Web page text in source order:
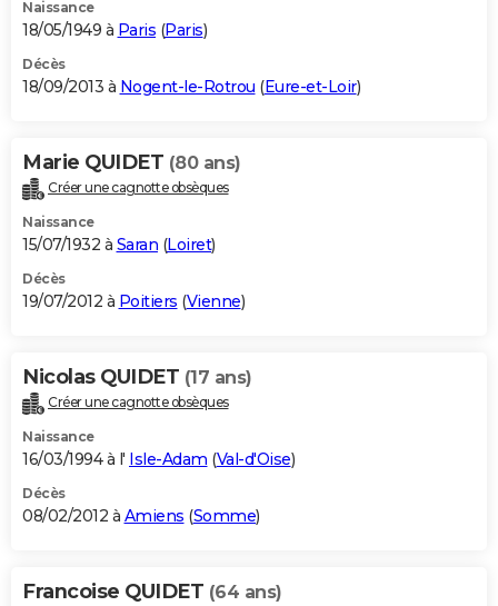
Naissance
18/05/1949 à Paris (Paris)
Décès
18/09/2013 à Nogent-le-Rotrou (Eure-et-Loir)
Marie QUIDET (80 ans)
Créer une cagnotte obsèques
Naissance
15/07/1932 à Saran (Loiret)
Décès
19/07/2012 à Poitiers (Vienne)
Nicolas QUIDET (17 ans)
Créer une cagnotte obsèques
Naissance
16/03/1994 à l' Isle-Adam (Val-d'Oise)
Décès
08/02/2012 à Amiens (Somme)
Francoise QUIDET (64 ans)